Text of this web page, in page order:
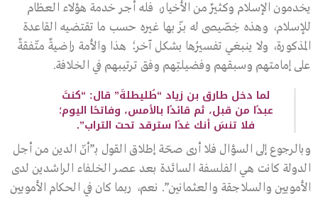
يخدمون الإسلام وكثيرٌ من الأخيار، فله أجر خدمة هؤلاء العظام
للإسلام، وهذه خِصّيصى له بزّ بها غيره حسب ما تقتضيه القاعدة
المذكورة، ولا ينبغي تفسيرُها بشكل آخر؛ هذا والأمة راضيةٌ متّفقةٌ
على إمامتهم وسبقهم وفضيلتِهم وفق ترتيبهم في الخلافة.
لما دخل طارق بن زياد “طُليطلةَ” قال: “كنتَ
عبدًا من قبل، ثم قائدًا بالأمس، وفاتحًا اليوم؛
فلا تنسَ أنك غدًا سترقد تحت التراب”.
وبالرجوع إلى السؤال فلا أرى صحّة إطلاق القول بـ”أنّ الدين من أجل
الدولة كانت هي الفلسفة السائدة بعد عصر الخلفاء الراشدين لدى
الأمويين والسلاجقة والعثمانين”. نعم، ربما كان في الحكام الأمويين